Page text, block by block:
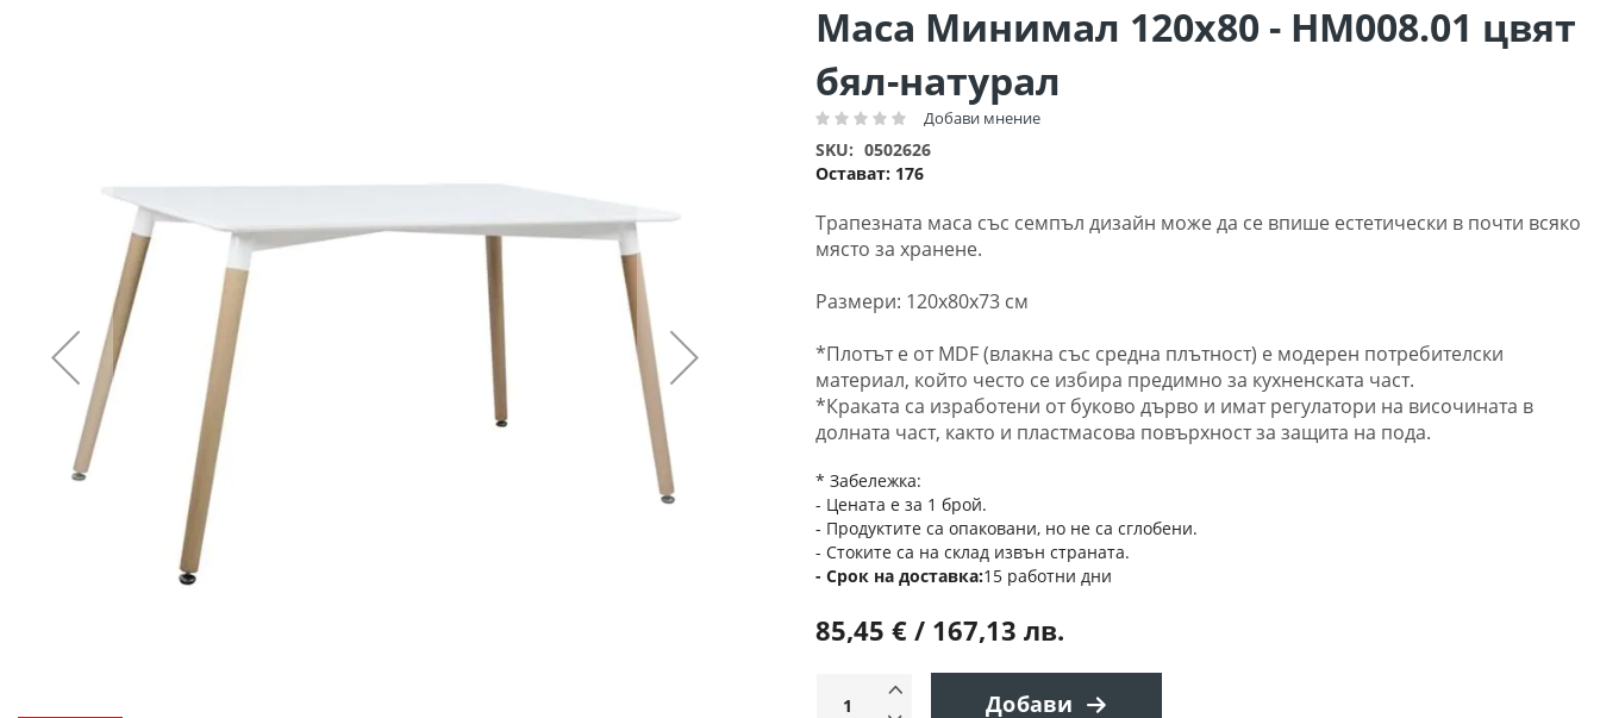
Маса Минимал 120х80 - HM008.01 цвят
бял-натурал
Рейтинг: Добави мнение
Остават: 176
SKU 0502626
Трапезната маса със семпъл дизайн може да се впише естетически в почти всяко
място за хранене.
Размери: 120х80х73 см
*Плотът е от MDF (влакна със средна плътност) е модерен потребителски
материал, който често се избира предимно за кухненската част.
*Краката са изработени от буково дърво и имат регулатори на височината в
долната част, както и пластмасова повърхност за защита на пода.
* Забележка:
- Цената е за 1 брой.
- Продуктите са опаковани, но не са сглобени.
- Стоките са на склад извън страната.
Срок на доставка 15 работни дни
85,45 € / 167,13 лв.
Добави